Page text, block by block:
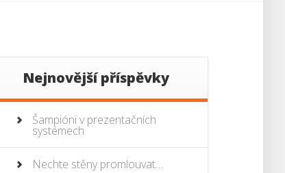
Nejnovější příspěvky
Šampióni v prezentačních
systémech
Nechte stěny promlouvat…